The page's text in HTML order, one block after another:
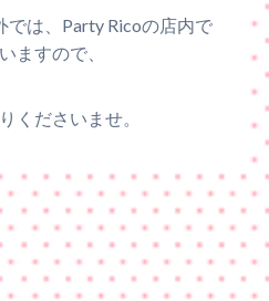
は、Party Ricoの店内で
ますので、
くださいませ。